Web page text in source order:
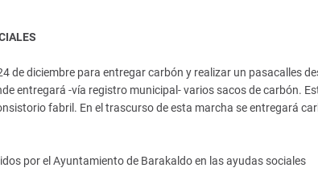
diciembre para entregar carbón y realizar un pasacalles
entregará -vía registro municipal- varios sacos de carbón.
fabril. En el trascurso de esta marcha se entregará
por el Ayuntamiento de Barakaldo en las ayudas sociales